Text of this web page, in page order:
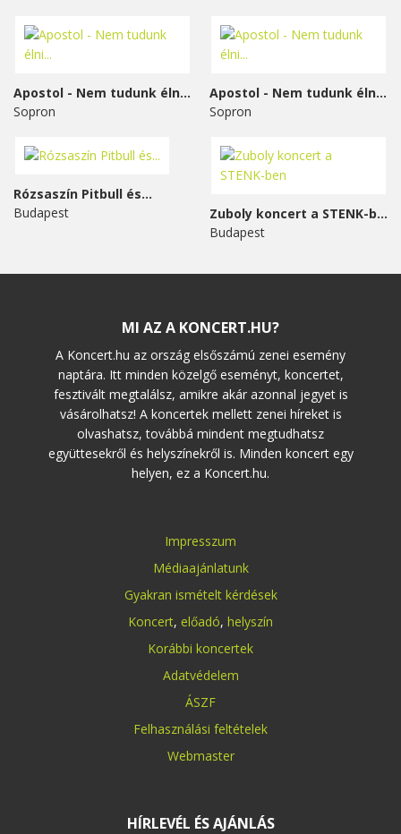
Apostol - Nem tudunk élni...
Sopron
Apostol - Nem tudunk élni...
Sopron
Rózsaszín Pitbull és...
Budapest
Zuboly koncert a STENK-ben
Budapest
MI AZ A KONCERT.HU?
A Koncert.hu az ország elsőszámú zenei esemény
naptára. Itt minden közelgő eseményt, koncertet,
fesztivált megtalálsz, amikre akár azonnal jegyet is
vásárolhatsz! A koncertek mellett zenei híreket is
olvashatsz, továbbá mindent megtudhatsz
együttesekről és helyszínekről is. Minden koncert egy
helyen, ez a Koncert.hu.
Impresszum
Médiaajánlatunk
Gyakran ismételt kérdések
Koncert, előadó, helyszín
Korábbi koncertek
Adatvédelem
ÁSZF
Felhasználási feltételek
Webmaster
HÍRLEVÉL ÉS AJÁNLÁS